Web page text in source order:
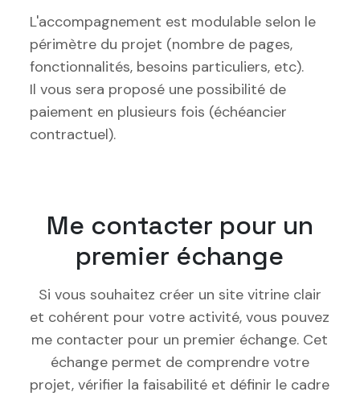
L'accompagnement est modulable selon le
périmètre du projet (nombre de pages,
fonctionnalités, besoins particuliers, etc).
Il vous sera proposé une possibilité de
paiement en plusieurs fois (échéancier
contractuel).
Me contacter pour un
premier échange
Si vous souhaitez créer un site vitrine clair
et cohérent pour votre activité, vous pouvez
me contacter pour un premier échange. Cet
échange permet de comprendre votre
projet, vérifier la faisabilité et définir le cadre